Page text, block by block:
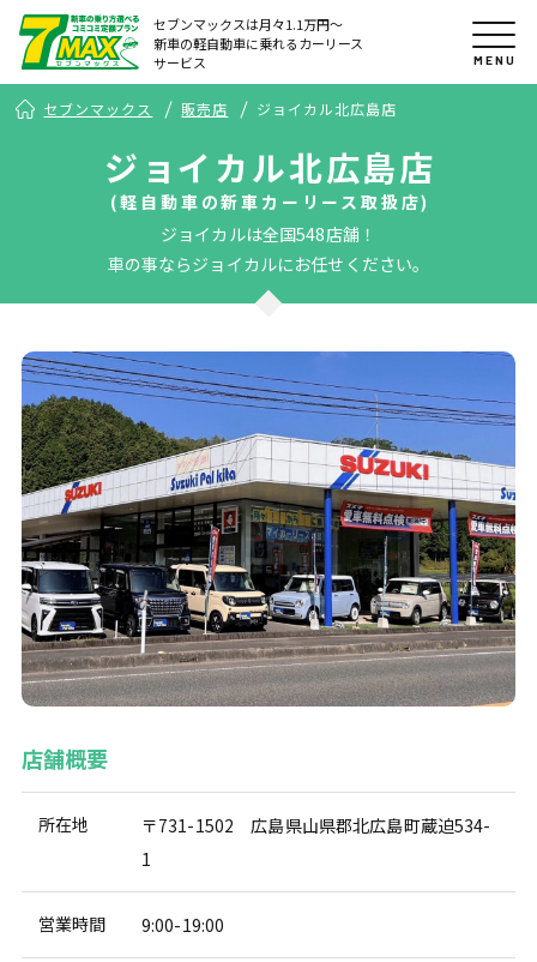
セブンマックスは月々1.1万円〜
新車の軽自動車に乗れるカーリース
サービス
MENU
セブンマックス 販売店 ジョイカル北広島店
ジョイカル北広島店
(軽自動車の新車カーリース取扱店)
ジョイカルは全国548店舗！
車の事ならジョイカルにお任せください。
店舗概要
所在地
〒731-1502 広島県山県郡北広島町蔵迫534-
1
営業時間 9:00-19:00